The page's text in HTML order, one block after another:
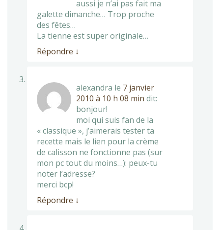
aussi je n’ai pas fait ma
galette dimanche… Trop proche
des fêtes…
La tienne est super originale…
Répondre ↓
alexandra le 7 janvier
2010 à 10 h 08 min dit:
bonjour!
moi qui suis fan de la
« classique », j’aimerais tester ta
recette mais le lien pour la crème
de calisson ne fonctionne pas (sur
mon pc tout du moins…): peux-tu
noter l’adresse?
merci bcp!
Répondre ↓